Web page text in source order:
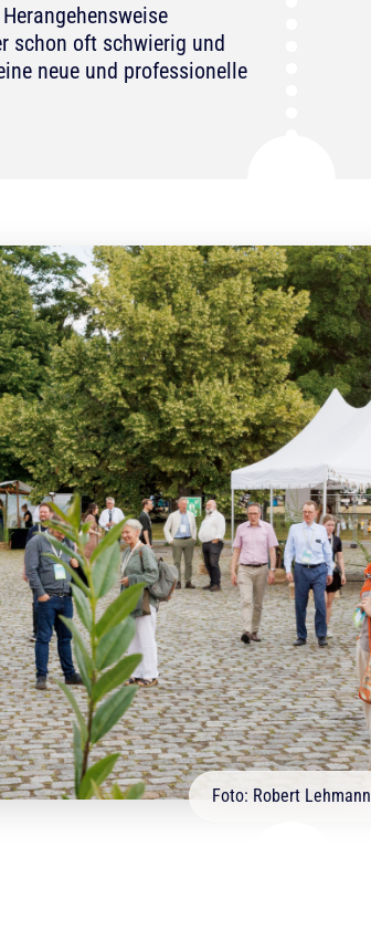
schon oft schwierig und
neue und professionelle
Foto: Robert Lehmann